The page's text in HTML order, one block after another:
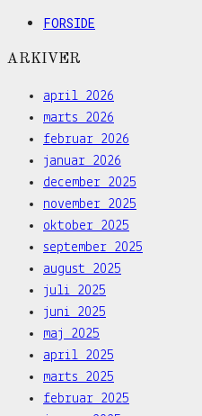
FORSIDE
ARKIVER
april 2026
marts 2026
februar 2026
januar 2026
december 2025
november 2025
oktober 2025
september 2025
august 2025
juli 2025
juni 2025
maj 2025
april 2025
marts 2025
februar 2025